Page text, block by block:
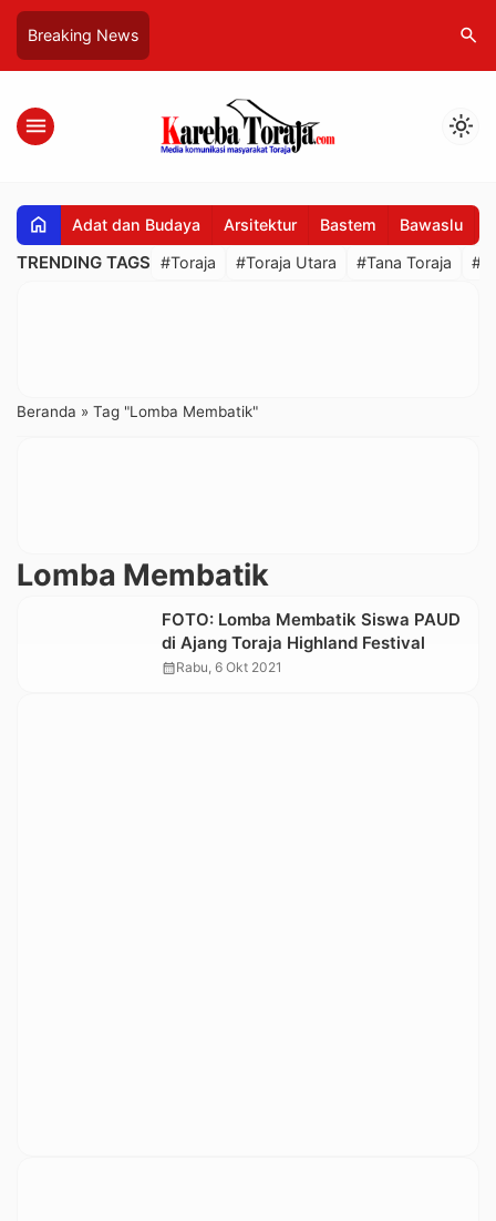
Breaking News search
menu light_mode
home Adat dan Budaya Arsitektur Bastem Bawaslu
TRENDING TAGS #Toraja #Toraja Utara #Tana Toraja
Beranda » Tag "Lomba Membatik"
Lomba Membatik
FOTO: Lomba Membatik Siswa PAUD
di Ajang Toraja Highland Festival
calendar_monthRabu, 6 Okt 2021